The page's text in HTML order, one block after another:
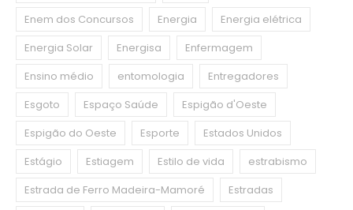
Enem dos Concursos
Energia
Energia elétrica
Energia Solar
Energisa
Enfermagem
Ensino médio
entomologia
Entregadores
Esgoto
Espaço Saúde
Espigão d'Oeste
Espigão do Oeste
Esporte
Estados Unidos
Estágio
Estiagem Estilo de vida
estrabismo
Estrada de Ferro Madeira-Mamoré
Estradas